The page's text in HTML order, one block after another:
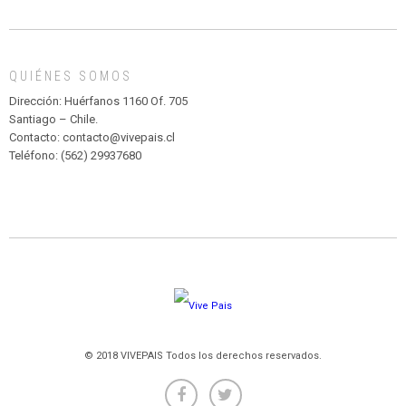
MADAGASCAR
PARQUE
HURATDO
QUIÉNES SOMOS
Dirección: Huérfanos 1160 Of. 705
Santiago – Chile.
Contacto: contacto@vivepais.cl
Teléfono: (562) 29937680
© 2018 VIVEPAIS Todos los derechos reservados.